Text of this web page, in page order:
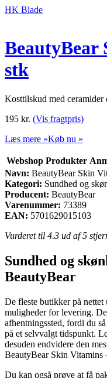
HK Blade
BeautyBear
stk
Kosttilskud med ceramider
195 kr. (Vis fragtpris)
Læs mere »Køb nu »
Webshop Produkter
Navn: BeautyBear Skin
Kategori: Sundhed og
Producent: BeautyBear
Varenummer: 73389
EAN: 5701629015103
Vurderet til 4.3 ud af 5
Sundhed og
BeautyBear
De fleste butikker på
muligheder for levering.
afhentningssted, fordi du
på et selvvalgt tidspunkt.
desuden endvidere den
BeautyBear Skin Vitamins
Du kan også prøve at få